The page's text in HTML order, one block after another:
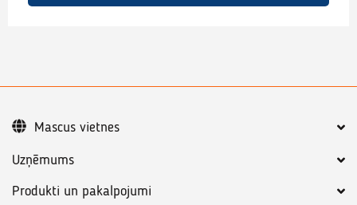
Uzņēmums
Produkti un pakalpojumi
Mascus vietnes